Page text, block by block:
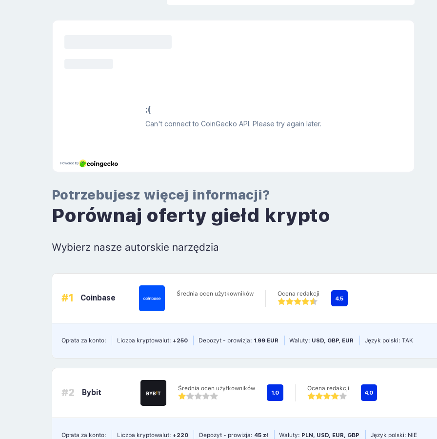
Potrzebujesz więcej informacji?
Porównaj oferty giełd krypto
Wybierz nasze autorskie narzędzia
#1 Coinbase Średnia ocen użytkowników Ocena redakcji
4.5
Opłata za konto: Liczba kryptowalut: +250 Depozyt - prowizja: 1.99 EUR Waluty: USD, GBP, EUR Język polski: TAK
#2 Bybit Średnia ocen użytkowników
1.0
Ocena redakcji
4.0
Opłata za konto: Liczba kryptowalut: +220 Depozyt - prowizja: 45 zł Waluty: PLN, USD, EUR, GBP Język polski: NIE